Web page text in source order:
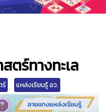
ร์ทางทะเล
ร์ แหล่งเรียนรู้ อว.